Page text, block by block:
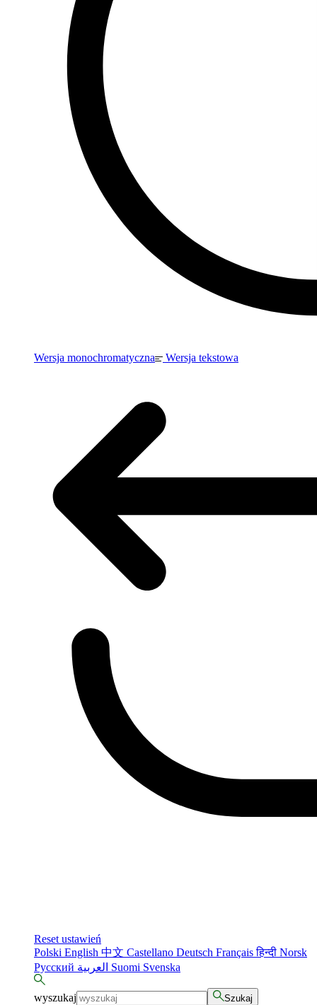
Wersja monochromatyczna Wersja tekstowa
Reset ustawień
Polski English 中文 Castellano Deutsch Françaisहिन्दी Norsk
Русский
Suomi Svenska
wyszukaj Szukaj